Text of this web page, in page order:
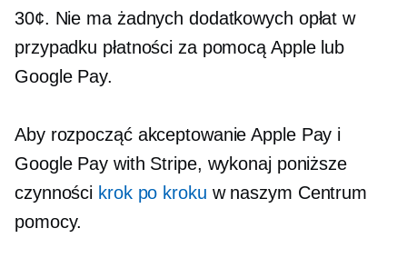
30¢. Nie ma żadnych dodatkowych opłat w
przypadku płatności za pomocą Apple lub
Google Pay.
Aby rozpocząć akceptowanie Apple Pay i
Google Pay with Stripe, wykonaj poniższe
czynności krok po kroku w naszym Centrum
pomocy.